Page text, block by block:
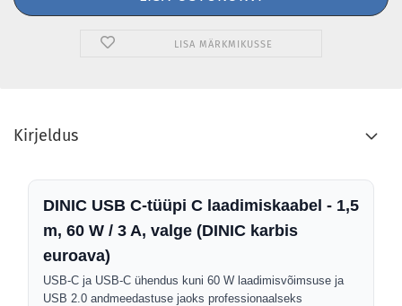
LISA MÄRKMIKUSSE
Kirjeldus
DINIC USB C-tüüpi C laadimiskaabel - 1,5
m, 60 W / 3 A, valge (DINIC karbis
euroava)
USB-C ja USB-C ühendus kuni 60 W laadimisvõimsuse ja
USB 2.0 andmeedastuse jaoks professionaalseks